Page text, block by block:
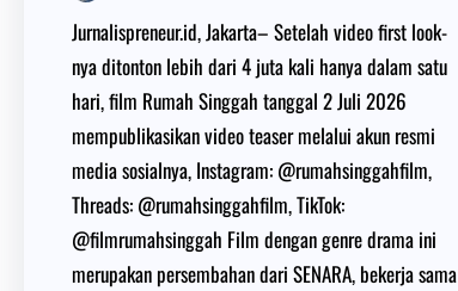
Jurnalispreneur.id, Jakarta– Setelah video first look-
nya ditonton lebih dari 4 juta kali hanya dalam satu
hari, film Rumah Singgah tanggal 2 Juli 2026
mempublikasikan video teaser melalui akun resmi
media sosialnya, Instagram: @rumahsinggahfilm,
Threads: @rumahsinggahfilm, TikTok:
@filmrumahsinggah Film dengan genre drama ini
merupakan persembahan dari SENARA, bekerja sama